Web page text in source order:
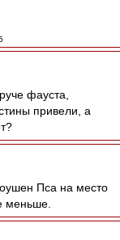
фауста,
привели, а
Пса на место
меньше.